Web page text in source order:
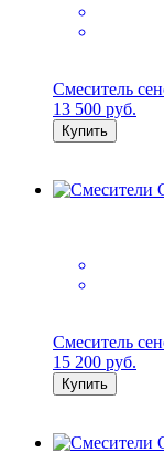
Смеситель
13 500 руб.
Купить
Смеситель
15 200 руб.
Купить